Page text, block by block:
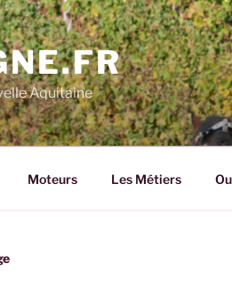
Aquitaine
Moteurs Les Métiers